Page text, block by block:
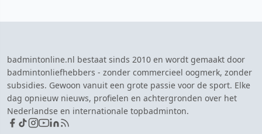
badmintonline.nl bestaat sinds 2010 en wordt gemaakt door
badmintonliefhebbers - zonder commercieel oogmerk, zonder
subsidies. Gewoon vanuit een grote passie voor de sport. Elke
dag opnieuw nieuws, profielen en achtergronden over het
Nederlandse en internationale topbadminton.